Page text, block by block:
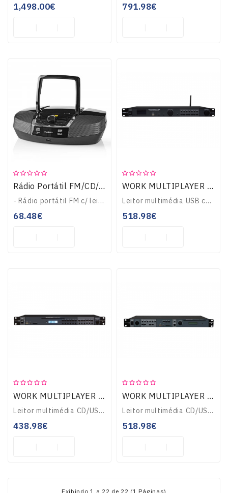
1,498.00€ 791.98€
Rádio Portátil FM/CD/AUX/USB/BT Colunas 12W SPBB200BK
- Rádio portátil FM c/ leitor USB/CD- Leitor CD, USB, AUX, FM e Bluetooth V3.0- Guarda até 40 estações de rádio- Alça embutida p/ facilitar o transporte- Compri..
68.48€
WORK MULTIPLAYER 12 LEITOR MULTIMÉDIA
Leitor multimédia USB com rádio FM e Streaming graças à sua ligação Wifi e LAN. Ecrã com informação completa, controlo possível por RS232, saída auscultadore, e..
518.98€
WORK MULTIPLAYER 4 LEITOR MULTIMÉDIA
Leitor multimédia CD/USB/MP3/WMA com rádio AM/FM, controlo possível por RS232, leitor CD com antishock, função Random, play all e repat, comando à distância...
438.98€
WORK MULTIPLAYER 5 LEITOR MULTIMÉDIA
Leitor multimédia CD/USB/MP3/WMA com rádio AM/FM, controlo possível por RS232, saída auscultadores, função Random, programa, memória para 10 rádios, 2 entradas ..
518.98€
Exibindo 1 a 22 de 22 (1 Páginas)